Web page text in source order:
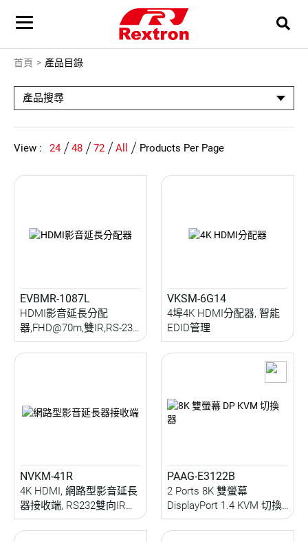
首頁 產品目錄
產品搜尋
View : 24 48 72 All Products Per Page
EVBMR-1087L
HDMI影音延長分配
器,FHD@70m,雙IR,RS-232
切換,EDID Copy,近遠端播
放,Auto Scaling,PoC
VKSM-6G14
4埠4K HDMI分配器, 智能
EDID管理
NVKM-41R
4K HDMI, 網路型影音延長
器接收端, RS232雙向IR延
伸, 雙向音源傳輸, 電視牆,
RS232控制
PAAG-E3122B
2 Ports 8K 雙螢幕
DisplayPort 1.4 KVM 切換
器